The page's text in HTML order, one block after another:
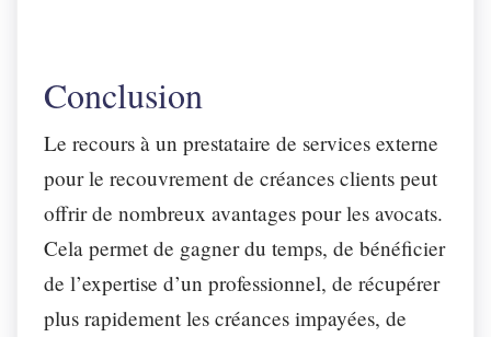
Conclusion
Le recours à un prestataire de services externe
pour le recouvrement de créances clients peut
offrir de nombreux avantages pour les avocats.
Cela permet de gagner du temps, de bénéficier
de l’expertise d’un professionnel, de récupérer
plus rapidement les créances impayées, de